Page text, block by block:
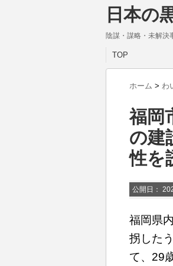
日本の
陰謀・謀略・未解決
TOP
ホーム > わ
福岡
の建
性を
公開日：
福岡県
拐した
て、29